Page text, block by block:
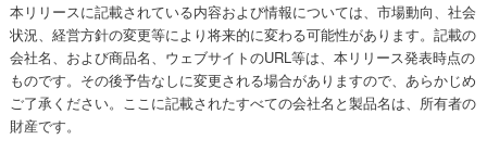
本リリースに記載されている内容お​​よび情報については、​​市場動向、社会
状況、経営方針の変更等により将来的に変わる可能性があります。記載の
会社名、および商品名、ウェブサイトのURL等は、​本リリース発表時点の
ものです。その後予告なしに変更される場合がありますので、あらかじめ
ご了承ください。​​ここに記載されたすべての会社名と製品名は、所有者の
財産です。